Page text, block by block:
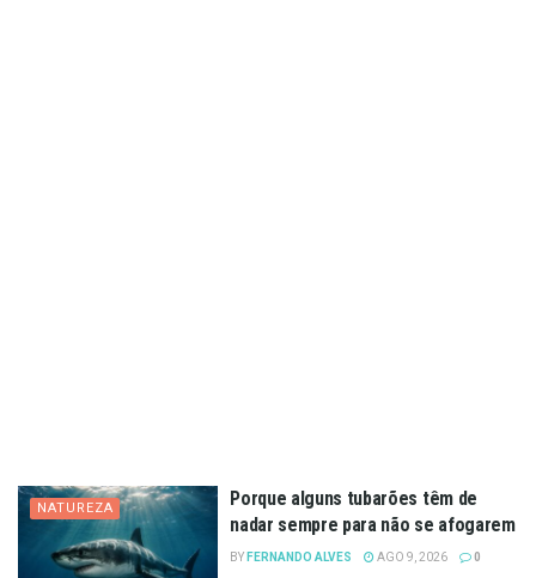
NATUREZA
Porque alguns tubarões têm de
nadar sempre para não se afogarem
BY FERNANDO ALVES AGO 9, 2026 0